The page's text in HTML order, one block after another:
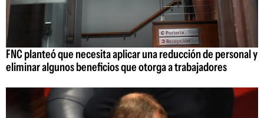
FNC planteó que necesita aplicar una reducción de personal y
eliminar algunos beneficios que otorga a trabajadores